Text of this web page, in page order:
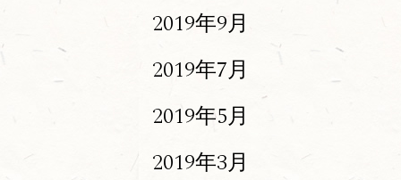
2019年9月
2019年7月
2019年5月
2019年3月